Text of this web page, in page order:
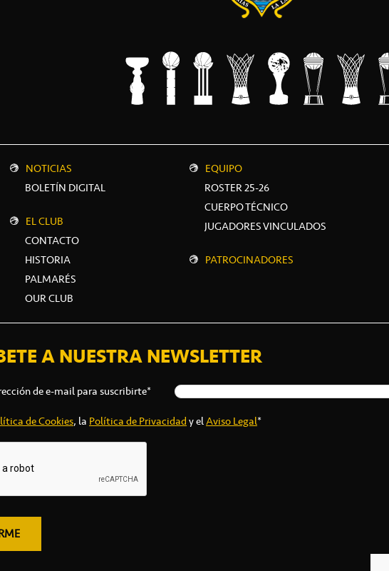
NOTICIAS
BOLETÍN DIGITAL
EL CLUB
CONTACTO
HISTORIA
PALMARÉS
OUR CLUB
EQUIPO
ROSTER 25-26
CUERPO TÉCNICO
JUGADORES VINCULADOS
PATROCINADORES
A NUESTRA NEWSLETTER
de e-mail para suscribirte*
de Cookies, la Política de Privacidady elAviso Legal*